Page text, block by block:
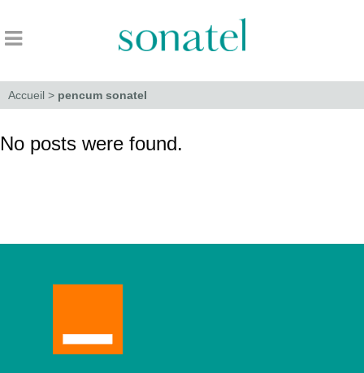
Accueil > pencum sonatel
No posts were found.